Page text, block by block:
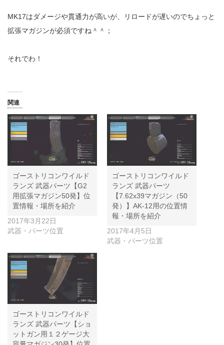
MK17はダメージや貫通力が高いが、リロードが遅いのでちょっと
拡張マガジンが必須ですね＾＾；
それでわ！
関連
ゴーストリコンワイルド
ランズ 武器パーツ【G2
用拡張マガジン50発】位
置情報・場所を紹介
2017年3月22日
武器・パーツ位置
ゴーストリコンワイルド
ランズ 武器パーツ
【7.62x39マガジン（50
発）】AK-12用の位置情
報・場所を紹介
2017年4月5日
武器・パーツ位置
ゴーストリコンワイルド
ランズ 武器パーツ【ショ
ットガン用１２ゲージ大